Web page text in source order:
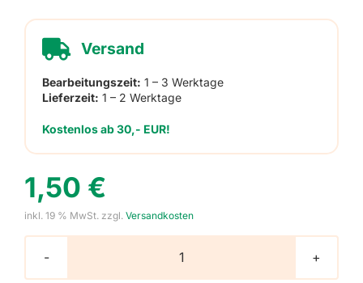
Versand
Bearbeitungszeit: 1 – 3 Werktage
Lieferzeit: 1 – 2 Werktage
Kostenlos ab 30,- EUR!
1,50 €
inkl. 19 % MwSt. zzgl. Versandkosten
Gebotszeichen